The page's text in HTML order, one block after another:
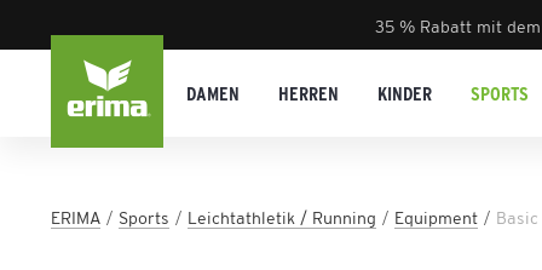
35 % Rabatt mit
DAMEN HERREN KINDER SPORTS
ERIMA Sports Leichtathletik / Running Equipment